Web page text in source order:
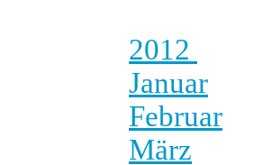
2012
Januar
Februar
März